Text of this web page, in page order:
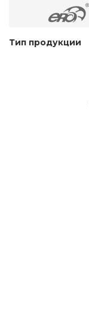
Тип продукции